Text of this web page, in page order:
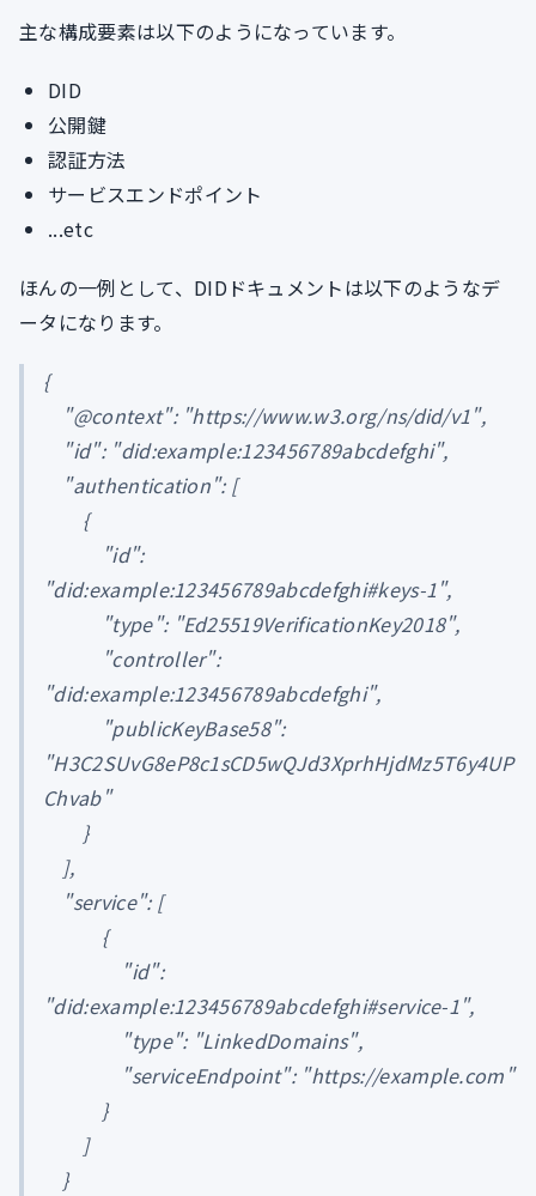
主な構成要素は以下のようになっています。
DID
公開鍵
認証方法
サービスエンドポイント
...etc
ほんの一例として、DIDドキュメントは以下のようなデ
ータになります。
{
"@context": "https://www.w3.org/ns/did/v1",
"id": "did:example:123456789abcdefghi",
"authentication": [
{
"id":
"did:example:123456789abcdefghi#keys-1",
"type": "Ed25519VerificationKey2018",
"controller":
"did:example:123456789abcdefghi",
"publicKeyBase58":
"H3C2SUvG8eP8c1sCD5wQJd3XprhHjdMz5T6y4UP
Chvab"
}
],
"service": [
{
"id":
"did:example:123456789abcdefghi#service-1",
"type": "LinkedDomains",
"serviceEndpoint": "https://example.com"
}
]
}